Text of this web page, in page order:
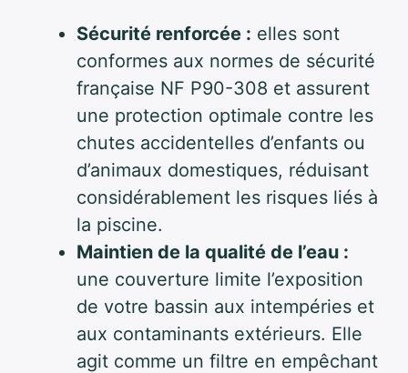
Sécurité renforcée : elles sont
conformes aux normes de sécurité
française NF P90-308 et assurent
une protection optimale contre les
chutes accidentelles d’enfants ou
d’animaux domestiques, réduisant
considérablement les risques liés à
la piscine.
Maintien de la qualité de l’eau :
une couverture limite l’exposition
de votre bassin aux intempéries et
aux contaminants extérieurs. Elle
agit comme un filtre en empêchant